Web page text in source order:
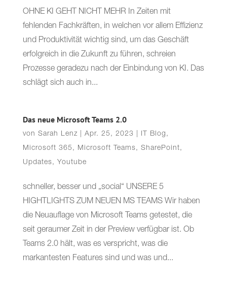
OHNE KI GEHT NICHT MEHR In Zeiten mit
fehlenden Fachkräften, in welchen vor allem Effizienz
und Produktivität wichtig sind, um das Geschäft
erfolgreich in die Zukunft zu führen, schreien
Prozesse geradezu nach der Einbindung von KI. Das
schlägt sich auch in...
Das neue Microsoft Teams 2.0
von Sarah Lenz| Apr. 25, 2023 IT Blog ,
Microsoft 365 , Microsoft Teams, SharePoint,
Updates, Youtube
schneller, besser und „social“ UNSERE 5
HIGHTLIGHTS ZUM NEUEN MS TEAMS Wir haben
die Neuauflage von Microsoft Teams getestet, die
seit geraumer Zeit in der Preview verfügbar ist. Ob
Teams 2.0 hält, was es verspricht, was die
markantesten Features sind und was und...